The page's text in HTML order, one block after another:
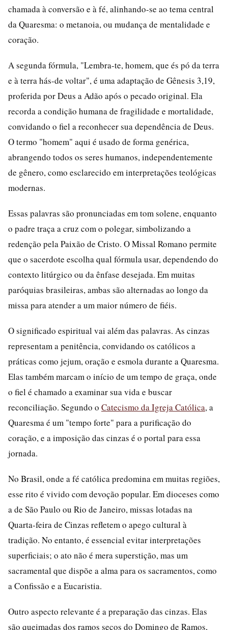
chamada à conversão e à fé, alinhando-se ao tema central
da Quaresma: o metanoia, ou mudança de mentalidade e
coração.
A segunda fórmula, "Lembra-te, homem, que és pó da terra
e à terra hás-de voltar", é uma adaptação de Gênesis 3,19,
proferida por Deus a Adão após o pecado original. Ela
recorda a condição humana de fragilidade e mortalidade,
convidando o fiel a reconhecer sua dependência de Deus.
O termo "homem" aqui é usado de forma genérica,
abrangendo todos os seres humanos, independentemente
de gênero, como esclarecido em interpretações teológicas
modernas.
Essas palavras são pronunciadas em tom solene, enquanto
o padre traça a cruz com o polegar, simbolizando a
redenção pela Paixão de Cristo. O Missal Romano permite
que o sacerdote escolha qual fórmula usar, dependendo do
contexto litúrgico ou da ênfase desejada. Em muitas
paróquias brasileiras, ambas são alternadas ao longo da
missa para atender a um maior número de fiéis.
O significado espiritual vai além das palavras. As cinzas
representam a penitência, convidando os católicos a
práticas como jejum, oração e esmola durante a Quaresma.
Elas também marcam o início de um tempo de graça, onde
o fiel é chamado a examinar sua vida e buscar
reconciliação. Segundo o Catecismo da Igreja Católica, a
Quaresma é um "tempo forte" para a purificação do
coração, e a imposição das cinzas é o portal para essa
jornada.
No Brasil, onde a fé católica predomina em muitas regiões,
esse rito é vivido com devoção popular. Em dioceses como
a de São Paulo ou Rio de Janeiro, missas lotadas na
Quarta-feira de Cinzas refletem o apego cultural à
tradição. No entanto, é essencial evitar interpretações
superficiais; o ato não é mera superstição, mas um
sacramental que dispõe a alma para os sacramentos, como
a Confissão e a Eucaristia.
Outro aspecto relevante é a preparação das cinzas. Elas
são queimadas dos ramos secos do Domingo de Ramos,